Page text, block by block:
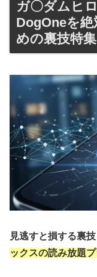
ガ〇ダムヒ
DogOneを
めの裏技特集
見逃すと損する裏技
ックスの読み放題